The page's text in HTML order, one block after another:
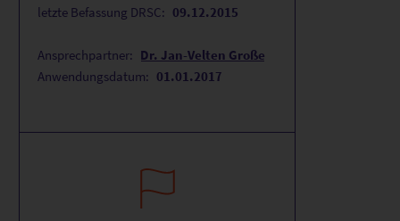
letzte Befassung DRSC: 09.12.2015
Ansprechpartner: Dr. Jan-Velten Große
Anwendungsdatum: 01.01.2017